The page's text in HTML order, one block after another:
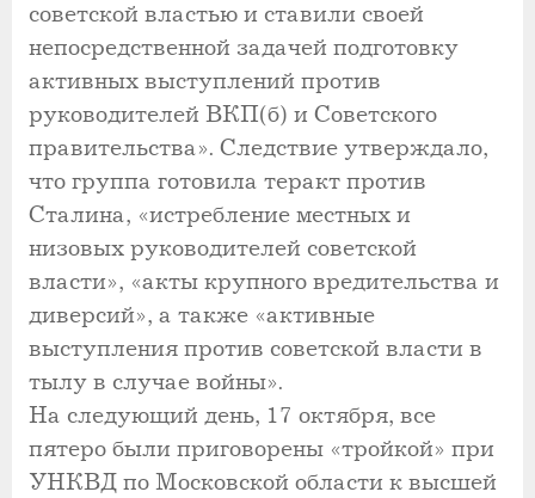
советской властью и ставили своей
непосредственной задачей подготовку
активных выступлений против
руководителей ВКП(б) и Советского
правительства». Следствие утверждало,
что группа готовила теракт против
Сталина, «истребление местных и
низовых руководителей советской
власти», «акты крупного вредительства и
диверсий», а также «активные
выступления против советской власти в
тылу в случае войны».
На следующий день, 17 октября, все
пятеро были приговорены «тройкой» при
УНКВД по Московской области к высшей